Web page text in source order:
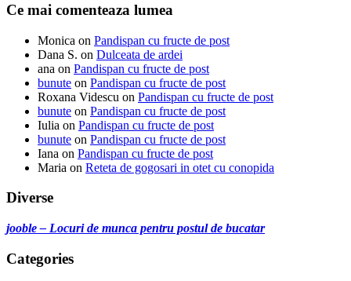
Ce mai comenteaza lumea
Monica on Pandispan cu fructe de post
Dana S. on Dulceata de ardei
ana on Pandispan cu fructe de post
bunute on Pandispan cu fructe de post
Roxana Videscu on Pandispan cu fructe de post
bunute on Pandispan cu fructe de post
Iulia on Pandispan cu fructe de post
bunute on Pandispan cu fructe de post
Iana on Pandispan cu fructe de post
Maria on Reteta de gogosari in otet cu conopida
Diverse
jooble – Locuri de munca pentru postul de bucatar
Categories